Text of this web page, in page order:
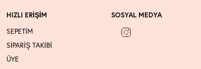
HIZLI ERİŞİM
SEPETİM
SİPARİŞ TAKİBİ
ÜYE
SOSYAL MEDYA